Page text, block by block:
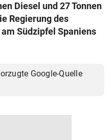
2026
Diesel und 27 Tonnen
Regierung des
Südzipfel Spaniens
Google-Quelle